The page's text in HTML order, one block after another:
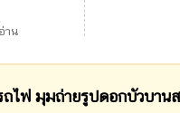
าน
มถ่ายรูปดอกบัวบานสะพ